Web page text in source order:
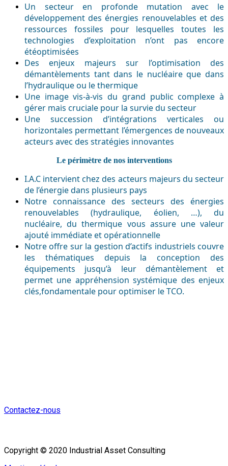
Un secteur en profonde mutation avec le
développement des énergies renouvelables et des
ressources fossiles pour lesquelles toutes les
technologies d’exploitation n’ont pas encore
étéoptimisées
Des enjeux majeurs sur l’optimisation des
démantèlements tant dans le nucléaire que dans
l’hydraulique ou le thermique
Une image vis-à-vis du grand public complexe à
gérer mais cruciale pour la survie du secteur
Une succession d’intégrations verticales ou
horizontales permettant l’émergences de nouveaux
acteurs avec des stratégies innovantes
Le périmètre de nos interventions
I.A.C intervient chez des acteurs majeurs du secteur
de l’énergie dans plusieurs pays
Notre connaissance des secteurs des énergies
renouvelables (hydraulique, éolien, …), du
nucléaire, du thermique vous assure une valeur
ajouté immédiate et opérationnelle
Notre offre sur la gestion d’actifs industriels couvre
les thématiques depuis la conception des
équipements jusqu’à leur démantèlement et
permet une appréhension systémique des enjeux
clés,fondamentale pour optimiser le TCO.
Contactez-nous
Copyright © 2020 Industrial Asset Consulting